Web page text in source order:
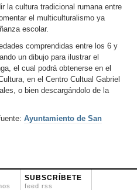
la cultura tradicional rumana entre
el multiculturalismo ya
escolar.
comprendidas entre los 6 y
un dibujo para ilustrar el
el cual podrá obtenerse en el
en el Centro Cultual Gabriel
o bien descargándolo de la
Ayuntamiento de San
SUBSCRÍBETE
feed rss